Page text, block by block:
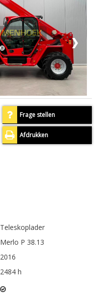
❯
Frage stellen
Afdrukken
Teleskoplader
Merlo P 38.13
2016
2484 h